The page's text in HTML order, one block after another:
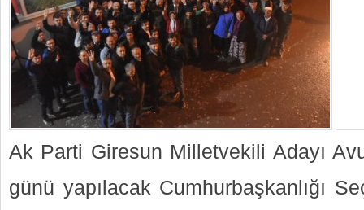
Ak Parti Giresun Milletvekili Adayı
günü yapılacak Cumhurbaşkanlığı